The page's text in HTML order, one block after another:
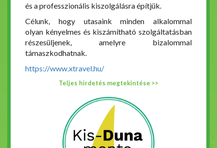
és a professzionális kiszolgálásra építjük.
Célunk, hogy utasaink minden alkalommal
olyan kényelmes és kiszámítható szolgáltatásban
részesüljenek, amelyre bizalommal
támaszkodhatnak.
https://www.xtravel.hu/
Teljes hirdetés megtekintése >>